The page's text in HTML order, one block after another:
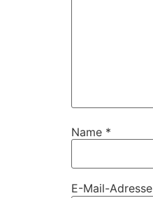
Name *
E-Mail-Adresse